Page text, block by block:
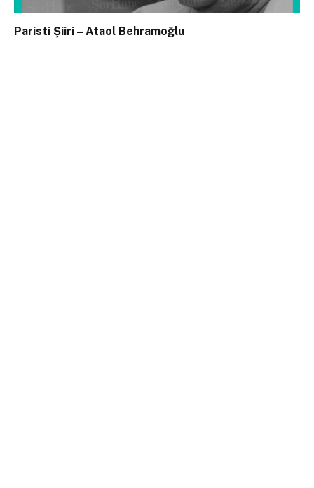
Paristi Şiiri – Ataol Behramoğlu